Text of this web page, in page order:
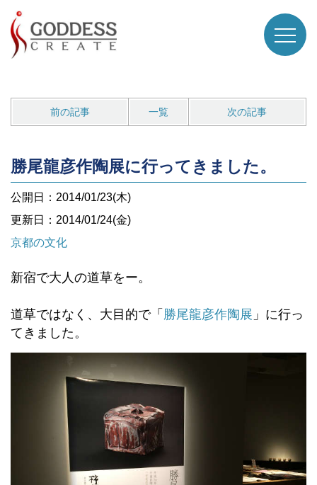
前の記事 一覧 次の記事
勝尾龍彦作陶展に行ってきました。
公開日：2014/01/23(木)
更新日：2014/01/24(金)
京都の文化
新宿で大人の道草をー。
道草ではなく、大目的で「 勝尾龍彦作陶展 」に行っ
てきました。